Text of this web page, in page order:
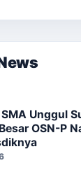
SMA Unggul
OSN-P